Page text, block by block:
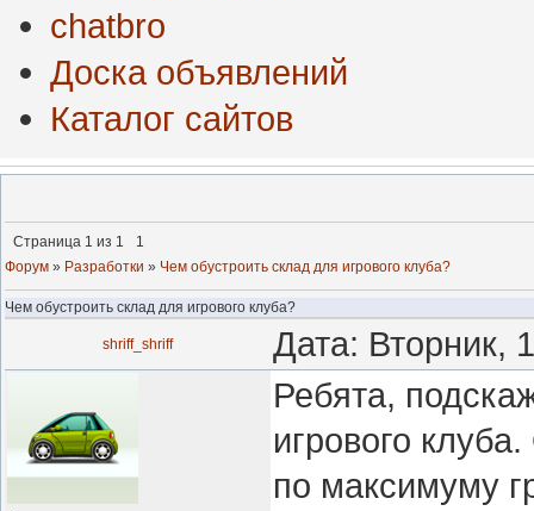
chatbro
Доска объявлений
Каталог сайтов
Страница 1 из 1
1
Форум » Разработки » Чем обустроить склад для игрового клуба?
Чем обустроить склад для игрового клуба?
shriff_shriff Дата: Вторник,
Ребята,
игрового
по максимуму